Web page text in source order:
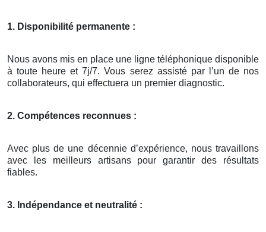
1. Disponibilité permanente :
Nous avons mis en place une ligne téléphonique disponible
à toute heure et 7j/7. Vous serez assisté par l’un de nos
collaborateurs, qui effectuera un premier diagnostic.
2. Compétences reconnues :
Avec plus de une décennie d’expérience, nous travaillons
avec les meilleurs artisans pour garantir des résultats
fiables.
3. Indépendance et neutralité :